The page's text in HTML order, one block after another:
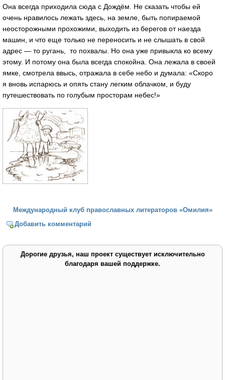
Она всегда приходила сюда с Дождём. Не сказать чтобы ей
очень нравилось лежать здесь, на земле, быть попираемой
неосторожными прохожими, выходить из берегов от наезда
машин, и что еще только не переносить и не слышать в свой
адрес — то ругань, то похвалы. Но она уже привыкла ко всему
этому. И потому она была всегда спокойна. Она лежала в своей
ямке, смотрела ввысь, отражала в себе небо и думала: «Скоро
я вновь испарюсь и опять стану легким облачком, и буду
путешествовать по голубым просторам небес!»
Международный клуб православных литераторов «Омилия»
Добавить комментарий
Дорогие друзья, наш проект существует исключительно
благодаря вашей поддержке.